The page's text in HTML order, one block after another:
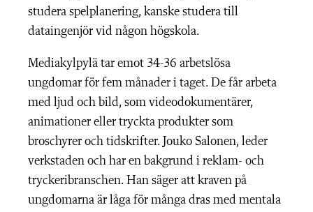
studera spelplanering, kanske studera till
dataingenjör vid någon högskola.
Mediakylpylä tar emot 34-36 arbetslösa
ungdomar för fem månader i taget. De får arbeta
med ljud och bild, som videodokumentärer,
animationer eller tryckta produkter som
broschyrer och tidskrifter. Jouko Salonen, leder
verkstaden och har en bakgrund i reklam- och
tryckeribranschen. Han säger att kraven på
ungdomarna är låga för många dras med mentala